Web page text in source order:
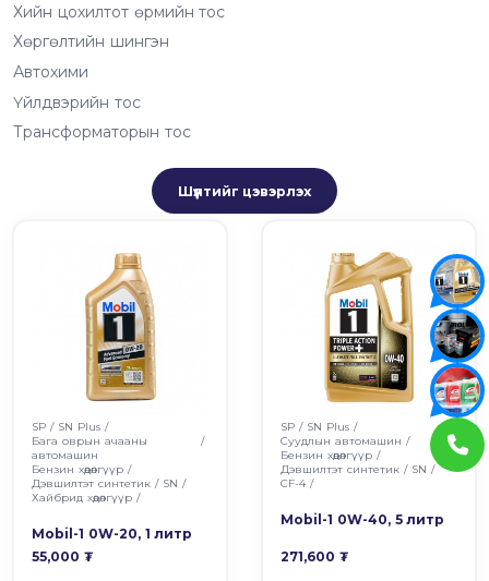
Хийн цохилтот өрмийн тос
Хөргөлтийн шингэн
Автохими
Үйлдвэрийн тос
Трансформаторын тос
Шүүлтийг цэвэрлэх
SP / SN Plus /
Бага оврын ачааны
автомашин
/
Бензин хөдөлгүүр /
Дэвшилтэт синтетик / SN /
Хайбрид хөдөлгүүр /
Mobil-1 0W-20, 1 литр
55,000 ₮
SP / SN Plus /
Суудлын автомашин /
Бензин хөдөлгүүр /
Дэвшилтэт синтетик / SN /
CF-4 /
Mobil-1 0W-40, 5 литр
271,600 ₮